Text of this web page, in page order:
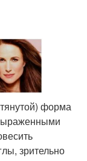
форма
зрительно